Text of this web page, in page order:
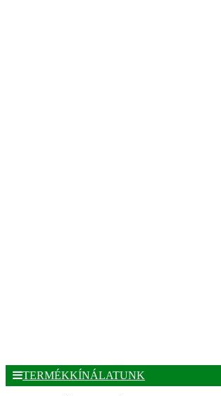
TERMÉKKÍNÁLATUNK